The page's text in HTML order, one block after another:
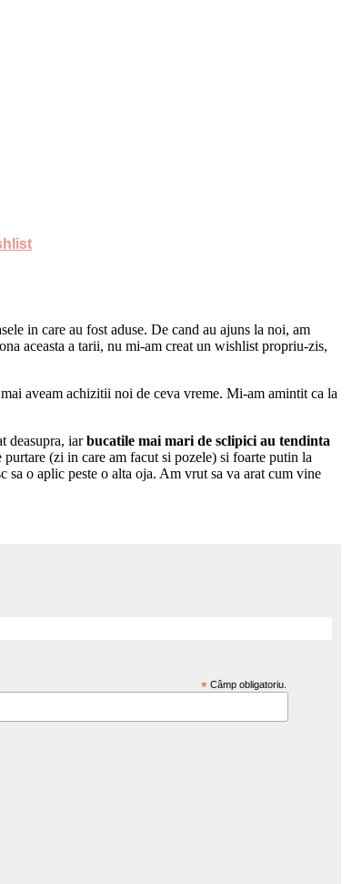
in care au fost aduse. De cand au ajuns la noi, am
aceasta a tarii, nu mi-am creat un wishlist propriu-zis,
aveam achizitii noi de ceva vreme. Mi-am amintit ca la
deasupra, iarbucatile mai mari de sclipici au tendinta
(zi in care am facut si pozele) si foarte putin la
sa o aplic peste o alta oja. Am vrut sa va arat cum vine
* Câmp obligatoriu.